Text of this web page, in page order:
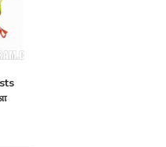
எதிர்ப்பிகள்
மருந்து-எதிர்ப்பு